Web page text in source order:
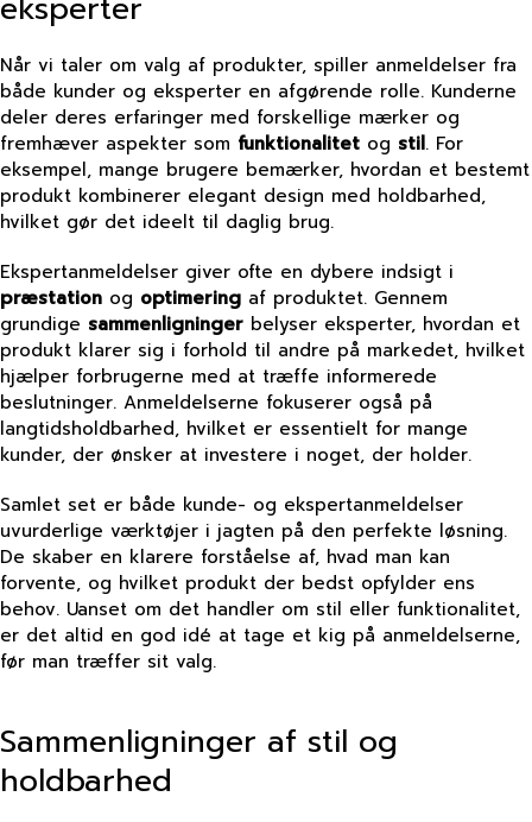
Når vi taler om valg af produkter, spiller anmeldelser fra
både kunder og eksperter en afgørende rolle. Kunderne
deler deres erfaringer med forskellige mærker og
fremhæver aspekter som funktionalitet og stil. For
eksempel, mange brugere bemærker, hvordan et bestemt
produkt kombinerer elegant design med holdbarhed,
hvilket gør det ideelt til daglig brug.
Ekspertanmeldelser giver ofte en dybere indsigt i
præstation og optimering af produktet. Gennem
grundige sammenligninger belyser eksperter, hvordan et
produkt klarer sig i forhold til andre på markedet, hvilket
hjælper forbrugerne med at træffe informerede
beslutninger. Anmeldelserne fokuserer også på
langtidsholdbarhed, hvilket er essentielt for mange
kunder, der ønsker at investere i noget, der holder.
Samlet set er både kunde- og ekspertanmeldelser
uvurderlige værktøjer i jagten på den perfekte løsning.
De skaber en klarere forståelse af, hvad man kan
forvente, og hvilket produkt der bedst opfylder ens
behov. Uanset om det handler om stil eller funktionalitet,
er det altid en god idé at tage et kig på anmeldelserne,
før man træffer sit valg.
Sammenligninger af stil og
holdbarhed